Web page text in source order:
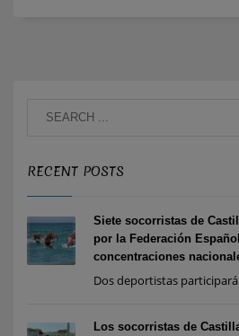
RECENT POSTS
Siete socorristas de
por la Federación
concentraciones
Dos deportistas
Los socorristas de